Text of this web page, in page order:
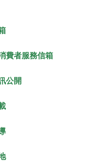
費者服務信箱
公開